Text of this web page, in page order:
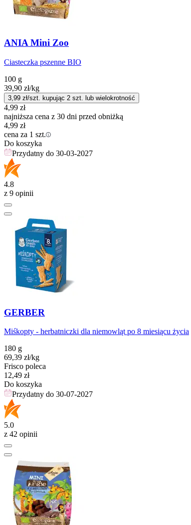
ANIA Mini Zoo
Ciasteczka pszenne BIO
100 g
39,90 zł/kg
3,99 zł/szt. kupując 2 szt. lub wielokrotność
4,99 zł
najniższa cena z 30 dni przed obniżką
4,99 zł
cena za 1 szt.
Do koszyka
Przydatny do 30-03-2027
4.8
z 9 opinii
GERBER
Miśkopty - herbatniczki dla niemowląt po 8 miesiącu życia
180 g
69,39 zł/kg
Frisco poleca
Cena
12,49 zł
Do koszyka
Przydatny do 30-07-2027
5.0
z 42 opinii